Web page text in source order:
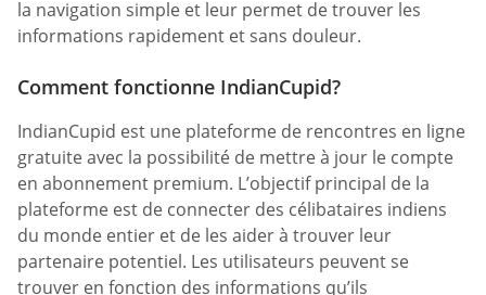
la navigation simple et leur permet de trouver les
informations rapidement et sans douleur.
Comment fonctionne IndianCupid?
IndianCupid est une plateforme de rencontres en ligne
gratuite avec la possibilité de mettre à jour le compte
en abonnement premium. L’objectif principal de la
plateforme est de connecter des célibataires indiens
du monde entier et de les aider à trouver leur
partenaire potentiel. Les utilisateurs peuvent se
trouver en fonction des informations qu’ils